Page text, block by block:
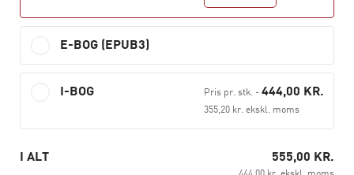
og finansiering samt årsrapporter og regnskabsanalyse.
Til bogen hører der også en opgavesamling, der
indeholder et bredt udvalg af opgaver, som dækker
lærebogens emner.
E-BOG (EPUB3)
I-BOG Pris pr. stk.- 444,00 KR.
355,20 kr. ekskl. moms
I ALT 555,00 KR.